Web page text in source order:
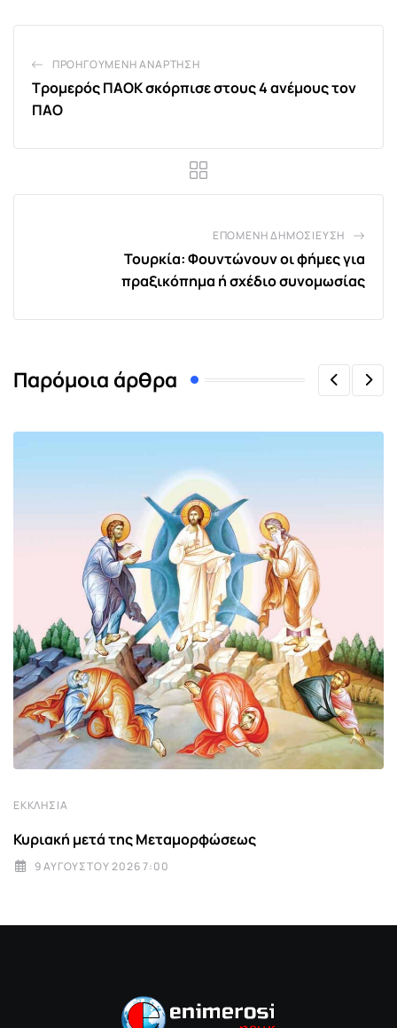
ΠΡΟΗΓΟΎΜΕΝΗ ΑΝΆΡΤΗΣΗ
Τρομερός ΠΑΟΚ σκόρπισε στους 4 ανέμους τον
ΠΑΟ
ΕΠΌΜΕΝΗ ΔΗΜΟΣΊΕΥΣΗ
Τουρκία: Φουντώνουν οι φήμες για
πραξικόπημα ή σχέδιο συνομωσίας
Παρόμοια άρθρα
ΕΚΚΛΗΣΊΑ
Κυριακή μετά της Μεταμορφώσεως
9 ΑΥΓΟΎΣΤΟΥ 2026 7:00